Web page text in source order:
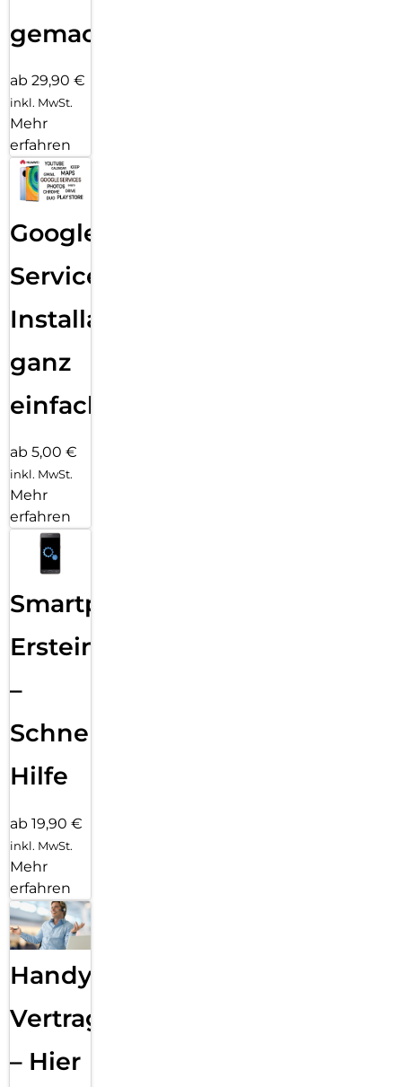
gemacht!
ab 29,90 €
inkl. MwSt.
Mehr
erfahren
Google
Services
Installation
ganz
einfach
ab 5,00 €
inkl. MwSt.
Mehr
erfahren
Smartphone
Ersteinrichtung
–
Schnelle
Hilfe
ab 19,90 €
inkl. MwSt.
Mehr
erfahren
Handy
Vertragsabwicklung
– Hier